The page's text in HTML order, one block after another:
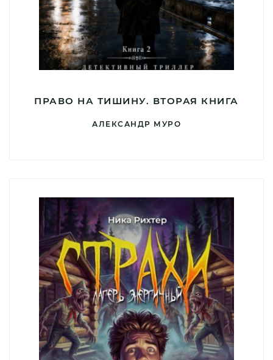
ПРАВО НА ТИШИНУ. ВТОРАЯ КНИГА
АЛЕКСАНДР МУРО